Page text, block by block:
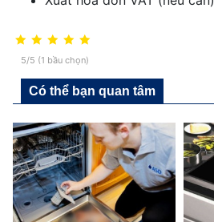
5/5 (1 bầu chọn)
Có thể bạn quan tâm